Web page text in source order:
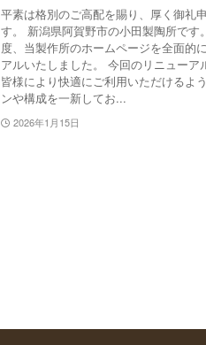
平素は格別のご高配を賜り、厚く御礼
す。 新潟県阿賀野市の小田製陶所です
度、当製作所のホームページを全面的
アルいたしました。 今回のリニューア
皆様により快適にご利用いただけるよ
ンや構成を一新してお...
2026年1月15日